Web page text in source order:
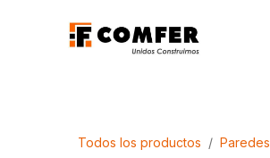
Todos los productos Paredes